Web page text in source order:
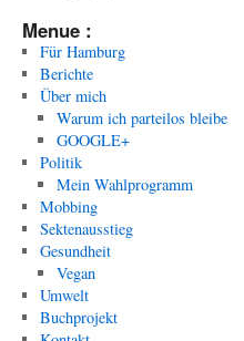
Menue :
Für Hamburg
Berichte
Über mich
Warum ich parteilos bleibe
GOOGLE+
Politik
Mein Wahlprogramm
Mobbing
Sektenausstieg
Gesundheit
Vegan
Umwelt
Buchprojekt